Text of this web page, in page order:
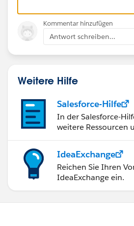
Kommentar hinzufügen
Antwort schreiben...
Weitere Hilfe
Salesforce-Hilfe
In der Salesforce-
weitere Ressourcen
IdeaExchange
Reichen Sie Ihren
IdeaExchange ein.